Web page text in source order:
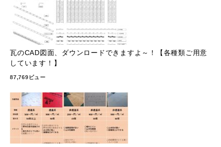
瓦のCAD図面、ダウンロードできますよ～！【各種類ご用意
しています！】
87,769ビュー